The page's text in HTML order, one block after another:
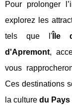
Pour prolonger
explorez les
tels que l'Île
d'Apremont,
vous
Ces destinations
la culture du Pays